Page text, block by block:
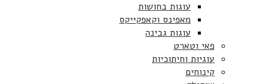
עוגות בחושות
מאפינס וקאפקייקס
עוגות גבינה
פאי וטארט
עוגיות וחיתוכיות
קינוחים